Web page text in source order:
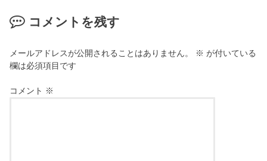
コメントを残す
メールアドレスが公開されることはありません。 ※ が付いている
欄は必須項目です
コメント ※